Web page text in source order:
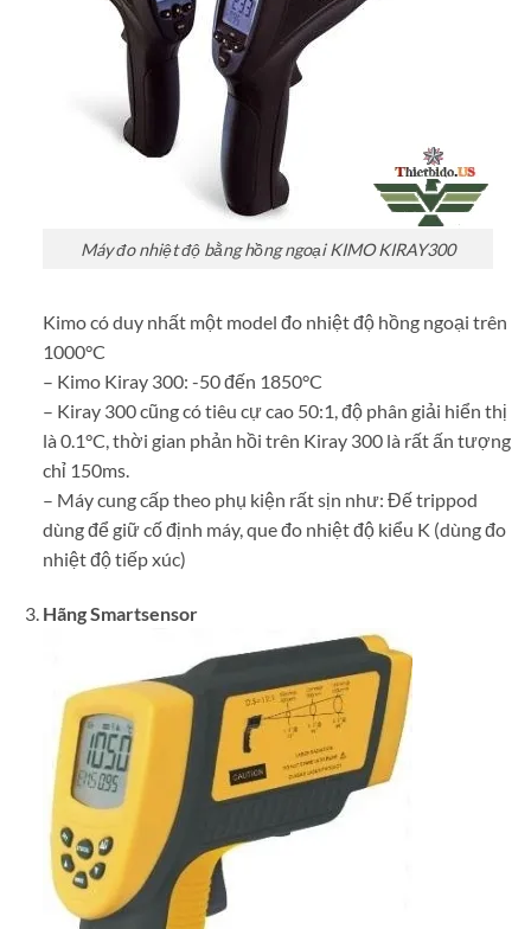
Máy đo nhiệt độ bằng hồng ngoại KIMO KIRAY300
Kimo có duy nhất một model đo nhiệt độ hồng ngoại trên
1000°C
– Kimo Kiray 300: -50 đến 1850°C
– Kiray 300 cũng có tiêu cự cao 50:1, độ phân giải hiển thị
là 0.1°C, thời gian phản hồi trên Kiray 300 là rất ấn tượng
chỉ 150ms.
– Máy cung cấp theo phụ kiện rất sịn như: Đế trippod
dùng để giữ cố định máy, que đo nhiệt độ kiểu K (dùng đo
nhiệt độ tiếp xúc)
Hãng Smartsensor